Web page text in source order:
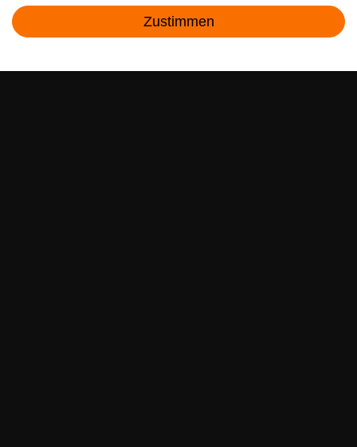
Zustimmen
Angebote & Rabatte per E-Mail erhalten - Geld
sparen war noch nie so einfach!